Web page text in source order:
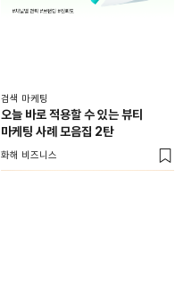
검색 마케팅
오늘 바로 적용할 수 있는 뷰티
마케팅 사례 모음집 2탄
화해 비즈니스